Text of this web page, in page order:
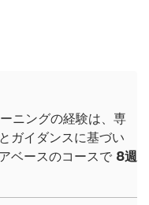
ニングの経験は、専
ガイダンスに基づい
ベースのコースで 8週